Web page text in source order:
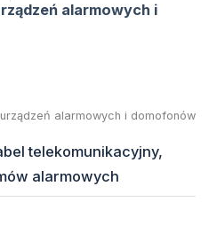
alarmowych i
alarmowych i domofonów
telekomunikacyjny,
alarmowych